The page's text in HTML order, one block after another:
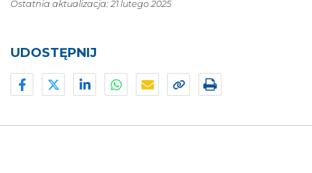
Ostatnia aktualizacja: 21 lutego 2025
UDOSTĘPNIJ